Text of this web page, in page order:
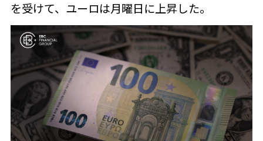
を受けて、ユーロは月曜日に上昇した。